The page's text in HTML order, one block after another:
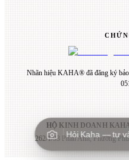
Nhãn hiệu KAHA® đã đăng ký
HỘ KINH DOANH
262/1/93 Phan Anh, Phường
Hỏi Kaha — tư